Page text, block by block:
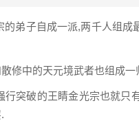
的弟子自成一派,两千人组成
修中的天元境武者也组成
行突破的王睛金光宗也就只